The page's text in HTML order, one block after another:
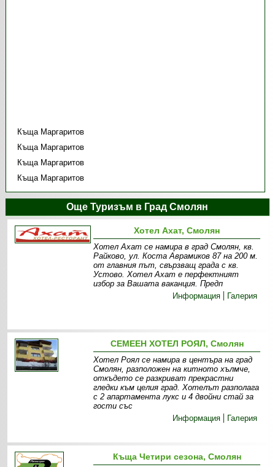
Къща Маргаритов
Къща Маргаритов
Къща Маргаритов
Къща Маргаритов
Още Туризъм в Град Смолян
Хотел Ахат, Смолян
Хотел Ахат се намира в град Смолян, кв.
Райково, ул. Коста Аврамиков 87 на 200 м.
от главния път, свързващ града с кв.
Устово. Хотел Ахат е перфектният
избор за Вашата ваканция. Предп
Информация
Галерия
СЕМЕЕН ХОТЕЛ РОЯЛ, Смолян
Хотел Роял се намира в центъра на град
Смолян, разположен на китното хълмче,
откъдето се разкриват прекрастни
гледки към целия град. Хотелът разполага
с 2 апартамента лукс и 4 двойни стай за
гости със
Информация
Галерия
Къща Четири сезона, Смолян